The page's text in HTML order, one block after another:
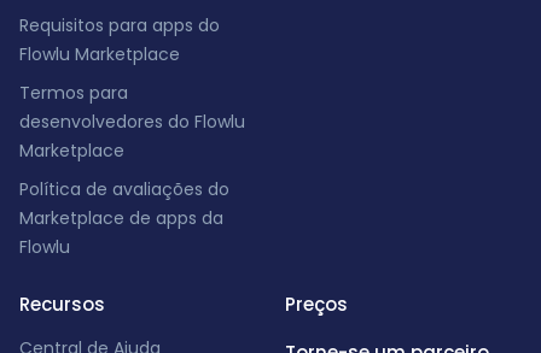
Requisitos para apps do
Flowlu Marketplace
Termos para
desenvolvedores do Flowlu
Marketplace
Política de avaliações do
Marketplace de apps da
Flowlu
Recursos
Central de Ajuda
Preços